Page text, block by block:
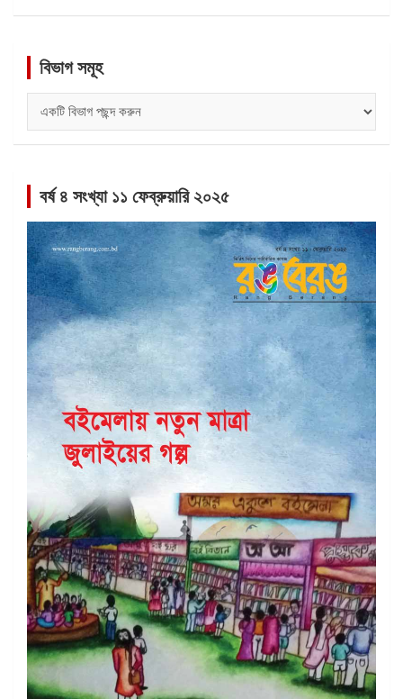
বিভাগ সমূহ
সমূহ
বর্ষ ৪ সংখ্যা ১১ ফেব্রুয়ারি ২০২৫